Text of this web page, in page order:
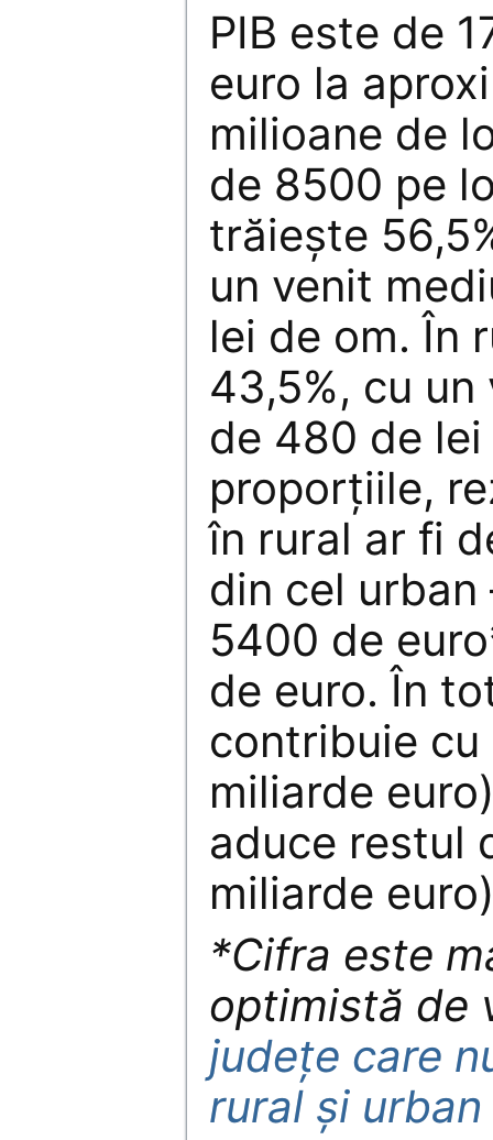
PIB este de
euro la
milioane de
de 8500 pe
trăiește
un venit
lei de om. În
43,5%, cu
de 480 de
proporțiile,
în rural ar fi
din cel urban
5400 de
de euro. În
contribuie cu
miliarde
aduce restul
miliarde
*Cifra este
optimistă de
județe care
rural și